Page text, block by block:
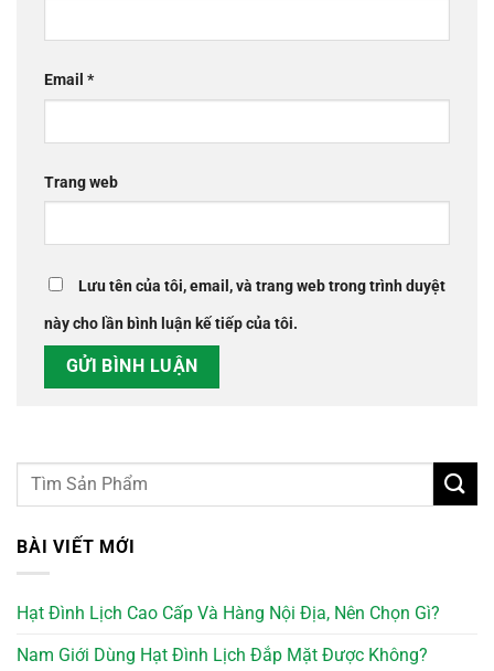
Email *
Trang web
Lưu tên của tôi, email, và trang web trong trình duyệt
này cho lần bình luận kế tiếp của tôi.
BÀI VIẾT MỚI
Hạt Đình Lịch Cao Cấp Và Hàng Nội Địa, Nên Chọn Gì?
Nam Giới Dùng Hạt Đình Lịch Đắp Mặt Được Không?